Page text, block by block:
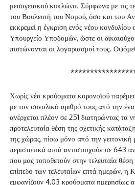
μεσογειακού κυκλώνα. Σύμφωνα με τις
του Βουλευτή του Νομού, όσο και του
εκκρεμεί η έγκριση ενός νέου κονδυλίου
Υπουργείο Υποδομών, ώστε οι
πιστώνονται οι λογαριασμοί τους.
Χωρίς νέα κρούσματα κορονοϊού
με τον συνολικό αριθμό τους από την
ανέρχεται πλέον σε 251 διατηρώντας τα
προτελευταία θέση της σχετικής
της χώρας, πίσω μόνο από την
περιστατικά αυτά αντιστοιχούν σε 643
που μας τοποθετούν στην τελευταία
επίπεδο των τελευταίων επτά ημερών, η
εμφανίζουν 4,03 κρούσματα ημερησίως